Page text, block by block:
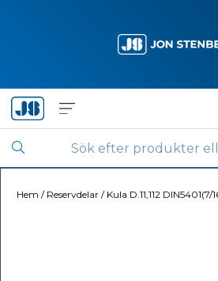
Hem / Reservdelar / Kula D.11,112 DIN5401(7/